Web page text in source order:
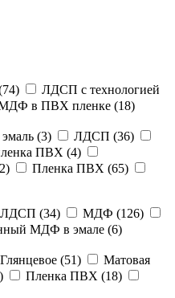
74)
ЛДСП с технологией
в ПВХ пленке (18)
эмаль (3) ЛДСП (36)
ПВХ (4)
2) Пленка ПВХ (65)
ЛДСП (34) МДФ (126)
МДФ в эмале (6)
Глянцевое (51)
Матовая
) Пленка ПВХ (18)